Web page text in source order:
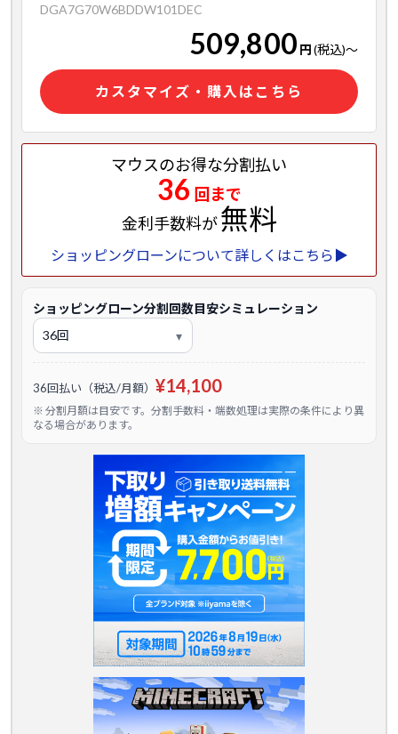
DGA7G70W6BDDW101DEC
509,800 円(税込)～
カスタマイズ・購入はこちら
マウスのお得な分割払い
36 回まで
金利手数料が無料
ショッピングローンについて詳しくはこちら▶
ショッピングローン分割回数目安シミュレーション
36回払い（税込/月額） ¥14,100
※ 分割月額は目安です。分割手数料・端数処理は実際の条件により異
なる場合があります。